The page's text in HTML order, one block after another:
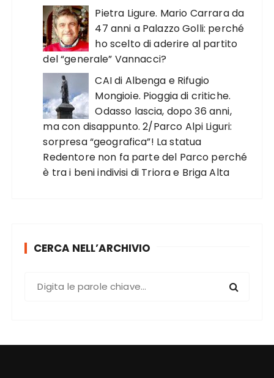
Pietra Ligure. Mario Carrara da
47 anni a Palazzo Golli: perché
ho scelto di aderire al partito
del “generale” Vannacci?
CAI di Albenga e Rifugio
Mongioie. Pioggia di critiche.
Odasso lascia, dopo 36 anni,
ma con disappunto. 2/Parco Alpi Liguri:
sorpresa “geografica”! La statua
Redentore non fa parte del Parco perché
è tra i beni indivisi di Triora e Briga Alta
CERCA NELL’ARCHIVIO